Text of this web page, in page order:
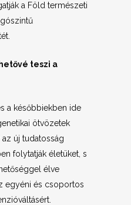
a Föld természeti
teszi a
a későbbiekben ide
ötvözetek
új tudatosság
folytatják életüket, s
élve
egyéni és csoportos